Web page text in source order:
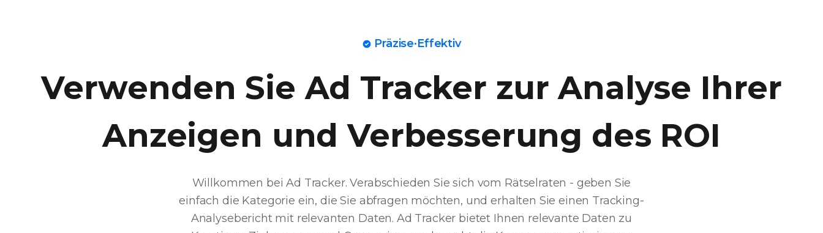
Präzise·Effektiv
Verwenden Sie Ad Tracker zur Analyse Ihrer
Anzeigen und Verbesserung des ROI
Willkommen bei Ad Tracker. Verabschieden Sie sich vom Rätselraten - geben Sie
einfach die Kategorie ein, die Sie abfragen möchten, und erhalten Sie einen Tracking-
Analysebericht mit relevanten Daten. Ad Tracker bietet Ihnen relevante Daten zu